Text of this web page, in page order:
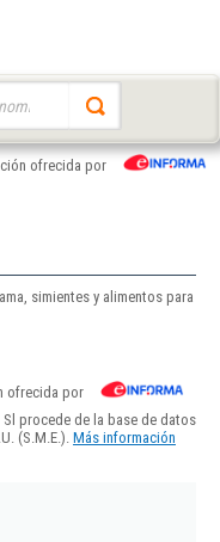
ofrecida por
simientes y alimentos para
ofrecida por
procede de la base de datos
(S.M.E.). Más información